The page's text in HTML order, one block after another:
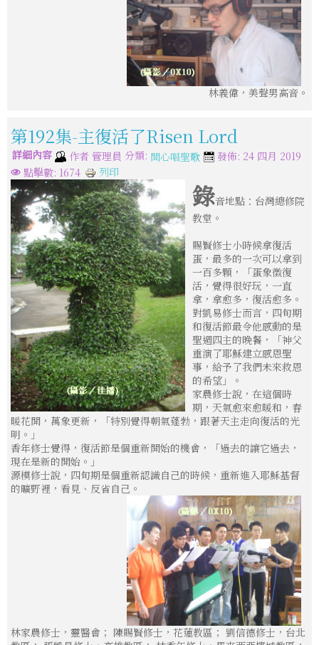
林義偉，美聲男高音。
第192集-主復活了Risen Lord
詳細內容 作者 管理員 分類: 開心唱聖歌
發佈: 24 四月 2019
點擊數: 1674
列印
錄音地點：台灣總修院
教堂。
賜賢修士小時候拿復活
蛋，最多的一次可以拿到
一百多顆，「蛋象徵復
活，覺得很好玩，一直
拿，拿愈多，復活愈多。
對凱易修士而言，四旬期
和復活節最令他感動的是
聖週四主的晚餐，「神父
重演了耶穌建立感恩聖
事，給予了我們未來救恩
的希望」。
家農修士說，在這個時
期，天氣愈來愈暖和，春
暖花開，萬象更新，「特別覺得朝氣蓬勃，跟著天主走向復活的光
明。」
香年修士覺得，復活節是個重新開始的機會，「過去的讓它過去，
現在是新的開始。」
源模修士說，四旬期是個重新認識自己的時候，重新進入耶穌基督
的曠野裡，看見、反省自己。
林家農修士，靈醫會； 陳賜賢修士，花蓮教區； 劉信德修士，台北